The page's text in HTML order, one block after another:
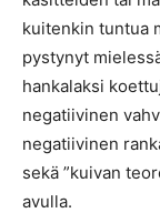
kuitenkin tuntua
pystynyt
hankalaksi
negatiivinen
negatiivinen
sekä ”kuivan
avulla.